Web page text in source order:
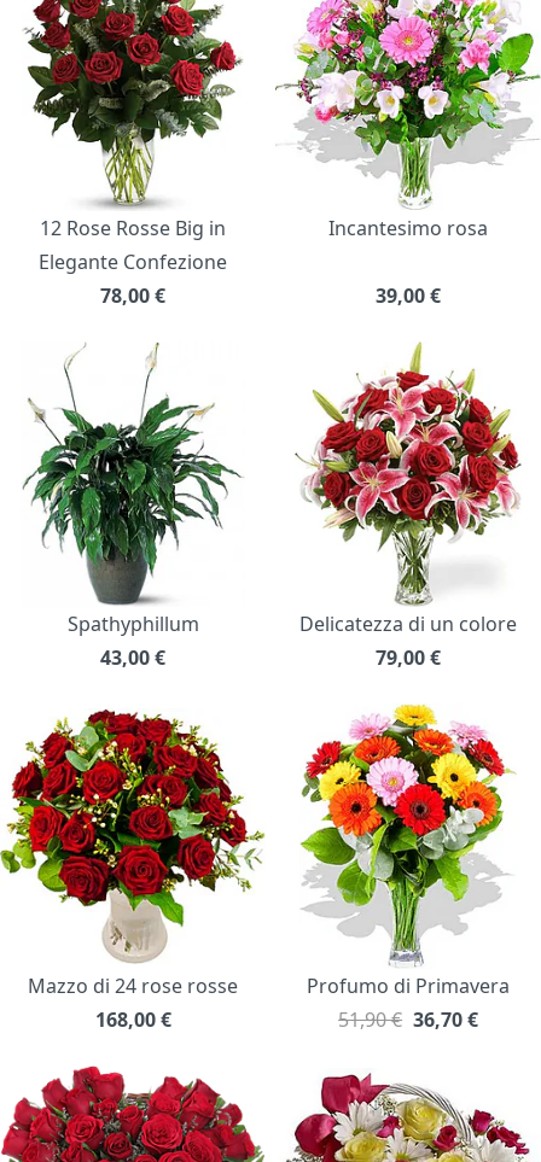
12 Rose Rosse Big in
Elegante Confezione
78,00€
Incantesimo rosa
39,00€
Spathyphillum
43,00€
Delicatezza di un colore
79,00€
Mazzo di 24 rose rosse
168,00 €
Profumo di Primavera
51,90 € 36,70€